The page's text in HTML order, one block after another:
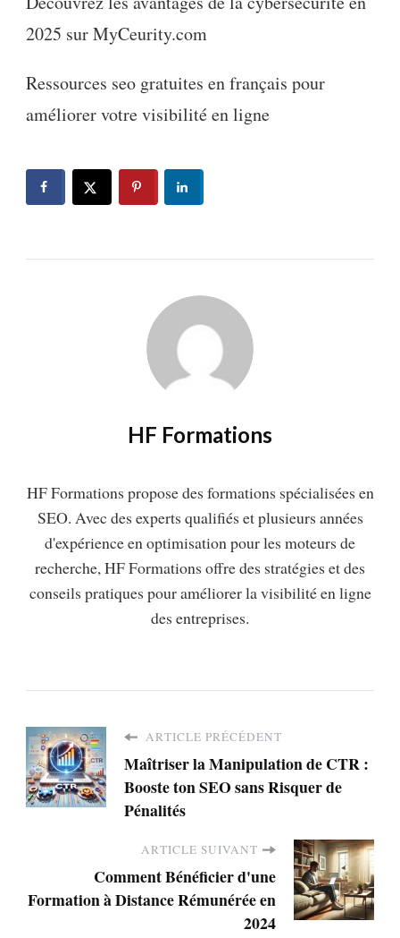
2025 sur MyCeurity.com
Ressources seo gratuites en français pour
améliorer votre visibilité en ligne
HF Formations
HF Formations propose des formations spécialisées en
SEO. Avec des experts qualifiés et plusieurs années
d'expérience en optimisation pour les moteurs de
recherche, HF Formations offre des stratégies et des
conseils pratiques pour améliorer la visibilité en ligne
des entreprises.
ARTICLE PRÉCÉDENT
Maîtriser la Manipulation de CTR :
Booste ton SEO sans Risquer de
Pénalités
ARTICLE SUIVANT
Comment Bénéficier d'une
Formation à Distance Rémunérée en
2024